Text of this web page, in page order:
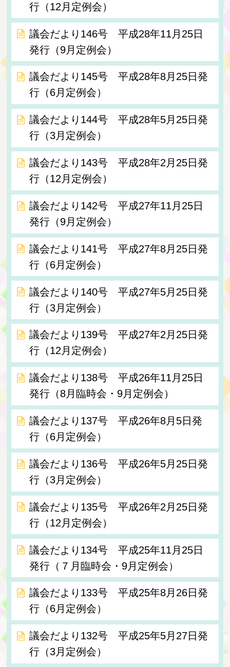
行（12月定例会）
議会だより146号 平成28年11月25日
発行（9月定例会）
議会だより145号 平成28年8月25日発
行（6月定例会）
議会だより144号 平成28年5月25日発
行（3月定例会）
議会だより143号 平成28年2月25日発
行（12月定例会）
議会だより142号 平成27年11月25日
発行（9月定例会）
議会だより141号 平成27年8月25日発
行（6月定例会）
議会だより140号 平成27年5月25日発
行（3月定例会）
議会だより139号 平成27年2月25日発
行（12月定例会）
議会だより138号 平成26年11月25日
発行（8月臨時会・9月定例会）
議会だより137号 平成26年8月5日発
行（6月定例会）
議会だより136号 平成26年5月25日発
行（3月定例会）
議会だより135号 平成26年2月25日発
行（12月定例会）
議会だより134号 平成25年11月25日
発行（７月臨時会・9月定例会）
議会だより133号 平成25年8月26日発
行（6月定例会）
議会だより132号 平成25年5月27日発
行（3月定例会）